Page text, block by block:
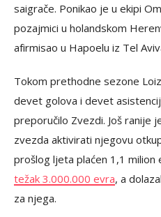
saigrače. Ponikao je u ekipi
pozajmici u holandskom
afirmisao u Hapoelu iz Tel
Tokom prethodne sezone
devet golova i devet
preporučilo Zvezdi. Još ranije
zvezda aktivirati njegovu
prošlog ljeta plaćen 1,1 milion
težak 3.000.000 evra, a
za njega.